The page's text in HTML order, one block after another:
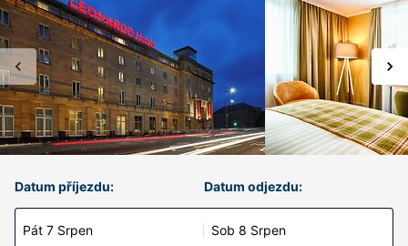
Datum příjezdu:
Pát 7 Srpen
Datum odjezdu:
Sob 8 Srpen